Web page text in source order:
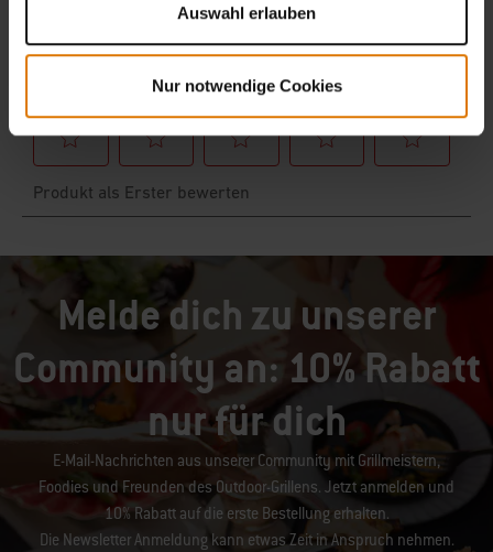
Auswahl erlauben
Nur notwendige Cookies
Melde dich zu unserer
Community an: 10% Rabatt
nur für dich
E-Mail-Nachrichten aus unserer Community mit Grillmeistern,
Foodies und Freunden des Outdoor-Grillens. Jetzt anmelden und
10% Rabatt auf die erste Bestellung erhalten.
Die Newsletter Anmeldung kann etwas Zeit in Anspruch nehmen.